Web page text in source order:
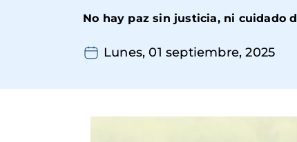
No hay paz sin justicia, ni cuidado
Lunes, 01 septiembre, 2025